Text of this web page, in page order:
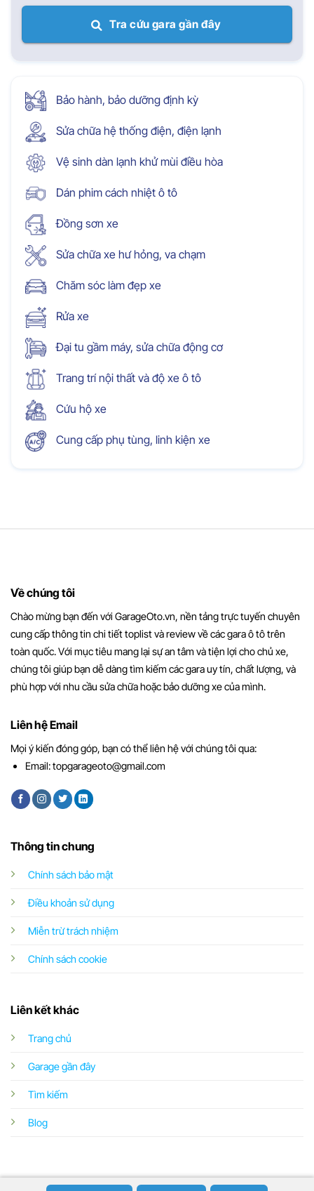
Tra cứu gara gần đây
Bảo hành, bảo dưỡng định kỳ
Sửa chữa hệ thống điện, điện lạnh
Vệ sinh dàn lạnh khử mùi điều hòa
Dán phim cách nhiệt ô tô
Đồng sơn xe
Sửa chữa xe hư hỏng, va chạm
Chăm sóc làm đẹp xe
Rửa xe
Đại tu gầm máy, sửa chữa động cơ
Trang trí nội thất và độ xe ô tô
Cứu hộ xe
Cung cấp phụ tùng, linh kiện xe
Về chúng tôi
Chào mừng bạn đến với GarageOto.vn, nền tảng trực tuyến chuyên
cung cấp thông tin chi tiết toplist và review về các gara ô tô trên
toàn quốc. Với mục tiêu mang lại sự an tâm và tiện lợi cho chủ xe,
chúng tôi giúp bạn dễ dàng tìm kiếm các gara uy tín, chất lượng, và
phù hợp với nhu cầu sửa chữa hoặc bảo dưỡng xe của mình.
Thông tin chung
Chính sách bảo mật
Điều khoản sử dụng
Miễn trừ trách nhiệm
Chính sách cookie
Liên kết khác
Trang chủ
Garage gần đây
Tìm kiếm
Blog
Liên hệ Email
Mọi ý kiến đóng góp, bạn có thể liên hệ với chúng tôi qua:
Email:topgarageoto@gmail.com